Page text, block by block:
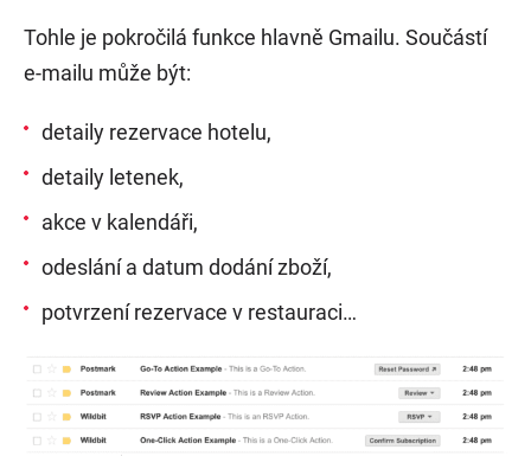
Tohle je pokročilá funkce hlavně Gmailu. Součástí
e-mailu může být:
detaily rezervace hotelu,
detaily letenek,
akce v kalendáři,
odeslání a datum dodání zboží,
potvrzení rezervace v restauraci…